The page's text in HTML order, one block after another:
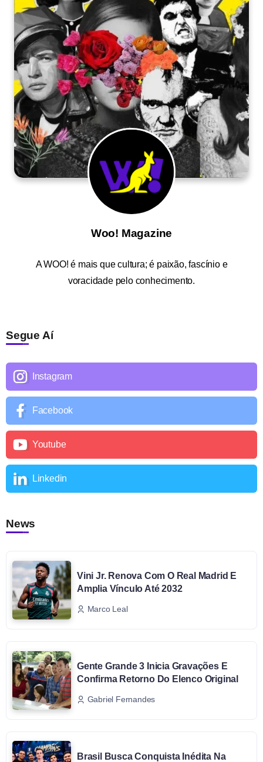
Woo! Magazine
AWOO! é mais que cultura; é paixão, fascínio e
voracidade pelo conhecimento.
Segue Aí
Instagram
Facebook
Youtube
Linkedin
News
Vini Jr. Renova Com O Real Madrid E
Amplia Vínculo Até 2032
Marco Leal
Gente Grande 3 Inicia Gravações E
Confirma Retorno Do Elenco Original
Gabriel Fernandes
Brasil Busca Conquista Inédita Na